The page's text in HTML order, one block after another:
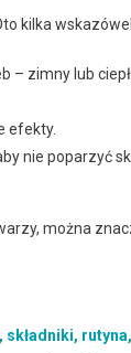
kilka
– zimny lub
efekty.
nie poparzyć
można